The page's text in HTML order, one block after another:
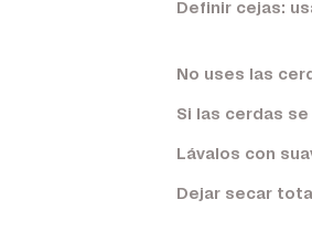
Definir cejas:
No uses las
Si las cerdas
Lávalos con
Dejar secar